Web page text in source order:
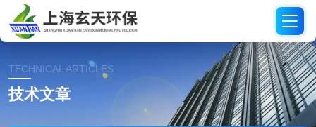
TECHNICAL ARTICLES
技术文章